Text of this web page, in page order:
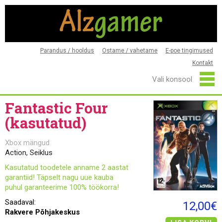
Parandus / hooldus Ostame / vahetame
E-poe tingimused
Kontakt
Fantastic Four
(kasutatud)
Xbox mängud
Action, Seiklus
Kasutatud toodetele anname 2 aastat
garantiid! Täpselt nagu uue kauba
puhul garanteerime 100% töökorra!
Saadaval:
Rakvere Põhjakeskus
12,00€